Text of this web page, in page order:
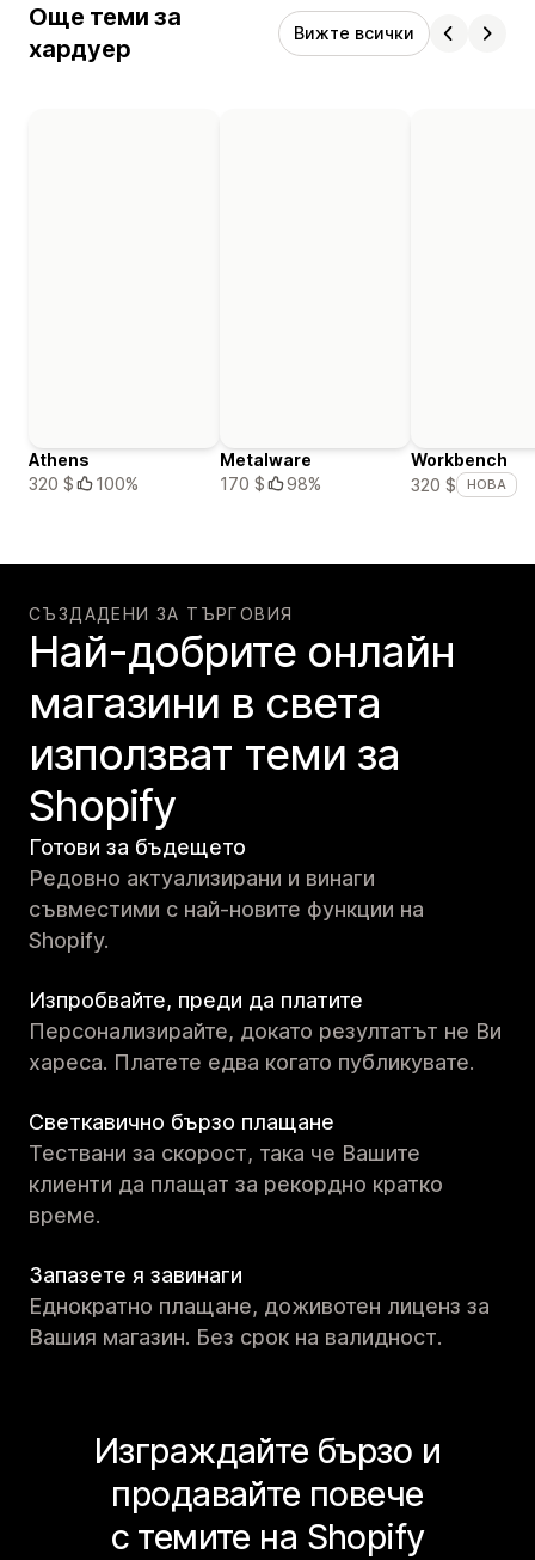
Още теми за
хардуер
Вижте всички
Athens
320 $
100%
Metalware
170 $
98%
Workbench
320 $
НОВА
СЪЗДАДЕНИ ЗА ТЪРГОВИЯ
Най-добрите онлайн
магазини в света
използват теми за
Shopify
Готови за бъдещето
Редовно актуализирани и винаги
съвместими с най-новите функции на
Shopify.
Изпробвайте, преди да платите
Персонализирайте, докато резултатът не Ви
хареса. Платете едва когато публикувате.
Светкавично бързо плащане
Тествани за скорост, така че Вашите
клиенти да плащат за рекордно кратко
време.
Запазете я завинаги
Еднократно плащане, доживотен лиценз за
Вашия магазин. Без срок на валидност.
Изграждайте бързо и
продавайте повече
с темите на Shopify